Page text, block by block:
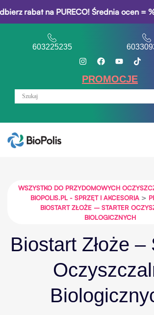
na PURECO! Średnia ocen = %
603225235
PROMOCJE
WSZYSTKO DO PRZYDOMOWYCH
BIOPOLIS.PL - SPRZĘT I AKCESORIA >
BIOSTART ZŁOŻE – STARTER
BIOLOGICZNYCH
Biostart Złoże –